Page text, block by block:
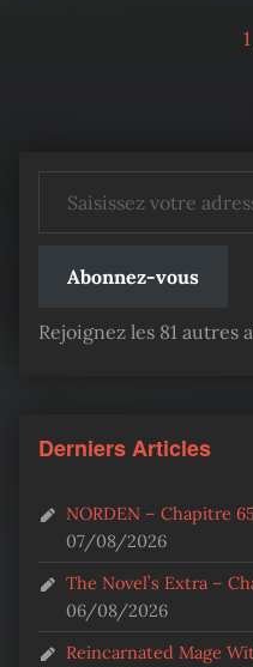
Abonnez-vous
Rejoignez les 81 autres
Derniers Articles
NORDEN – Chapitre
07/08/2026
The Novel’s Extra –
06/08/2026
Reincarnated Mage